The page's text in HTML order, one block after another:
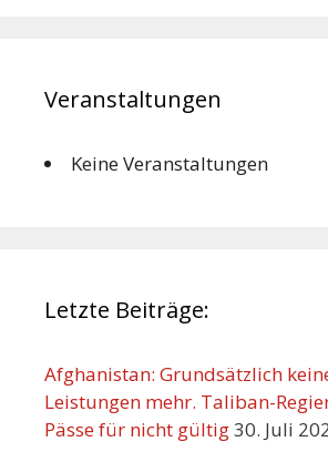
Veranstaltungen
Keine Veranstaltungen
Letzte Beiträge:
Afghanistan: Grundsätzlich
Leistungen mehr. Taliban-
Pässe für nicht gültig30. Juli